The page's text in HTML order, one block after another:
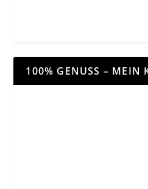
100% GENUSS – MEIN